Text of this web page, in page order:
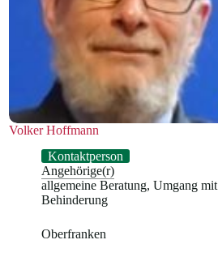
Volker Hoffmann
Kontaktperson
Angehörige(r)
allgemeine Beratung, Umgang mit
Behinderung
Oberfranken